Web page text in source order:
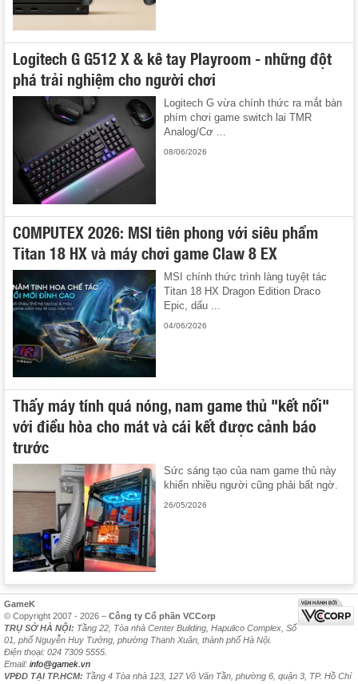
Logitech G G512 X & kê tay Playroom - những đột
phá trải nghiệm cho người chơi
Logitech G vừa chính thức ra mắt bàn
phím chơi game switch lai TMR
Analog/Cơ ...
08/06/2026
COMPUTEX 2026: MSI tiên phong với siêu phẩm
Titan 18 HX và máy chơi game Claw 8 EX
MSI chính thức trình làng tuyệt tác
Titan 18 HX Dragon Edition Draco
Epic, dấu ...
04/06/2026
Thấy máy tính quá nóng, nam game thủ "kết nối"
với điều hòa cho mát và cái kết được cảnh báo
trước
Sức sáng tạo của nam game thủ này
khiến nhiều người cũng phải bất ngờ.
26/05/2026
GameK
© Copyright 2007 - 2026 – Công ty Cổ phần VCCorp
TRỤ SỞ HÀ NỘI: Tầng 22, Tòa nhà Center Building, Hapulico Complex, Số
01, phố Nguyễn Huy Tưởng, phường Thanh Xuân, thành phố Hà Nội.
Điện thoại: 024 7309 5555.
Email: info@gamek.vn
VPĐD TẠI TP.HCM: Tầng 4 Tòa nhà 123, 127 Võ Văn Tần, phường 6, quận 3, TP. Hồ Chí